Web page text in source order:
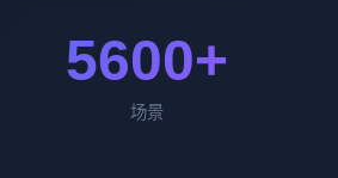
5600+
场景